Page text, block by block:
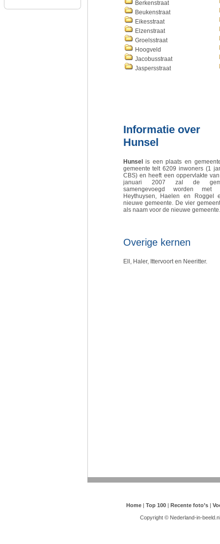
Berkenstraat
Beukenstraat
Eikesstraat
Elzenstraat
Groelsstraat
Hoogveld
Jacobusstraat
Jaspersstraat
Informatie over
Hunsel
Hunselis een plaats en
gemeente telt 6209 inwoners (1
CBS) en heeft een oppervlakte
januari 2007 zal de
samengevoegd worden met
Heythuysen, Haelen en Roggel
nieuwe gemeente. De vier
als naam voor de nieuwe gemeente.
Overige kernen
Ell, Haler, Ittervoort en Neeritter.
Home | Top 100 | Recente foto’s |
Copyright © Nederland-in-